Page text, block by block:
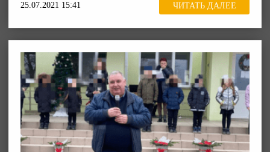
25.07.2021 15:41 ЧИТАТЬ ДАЛЕЕ